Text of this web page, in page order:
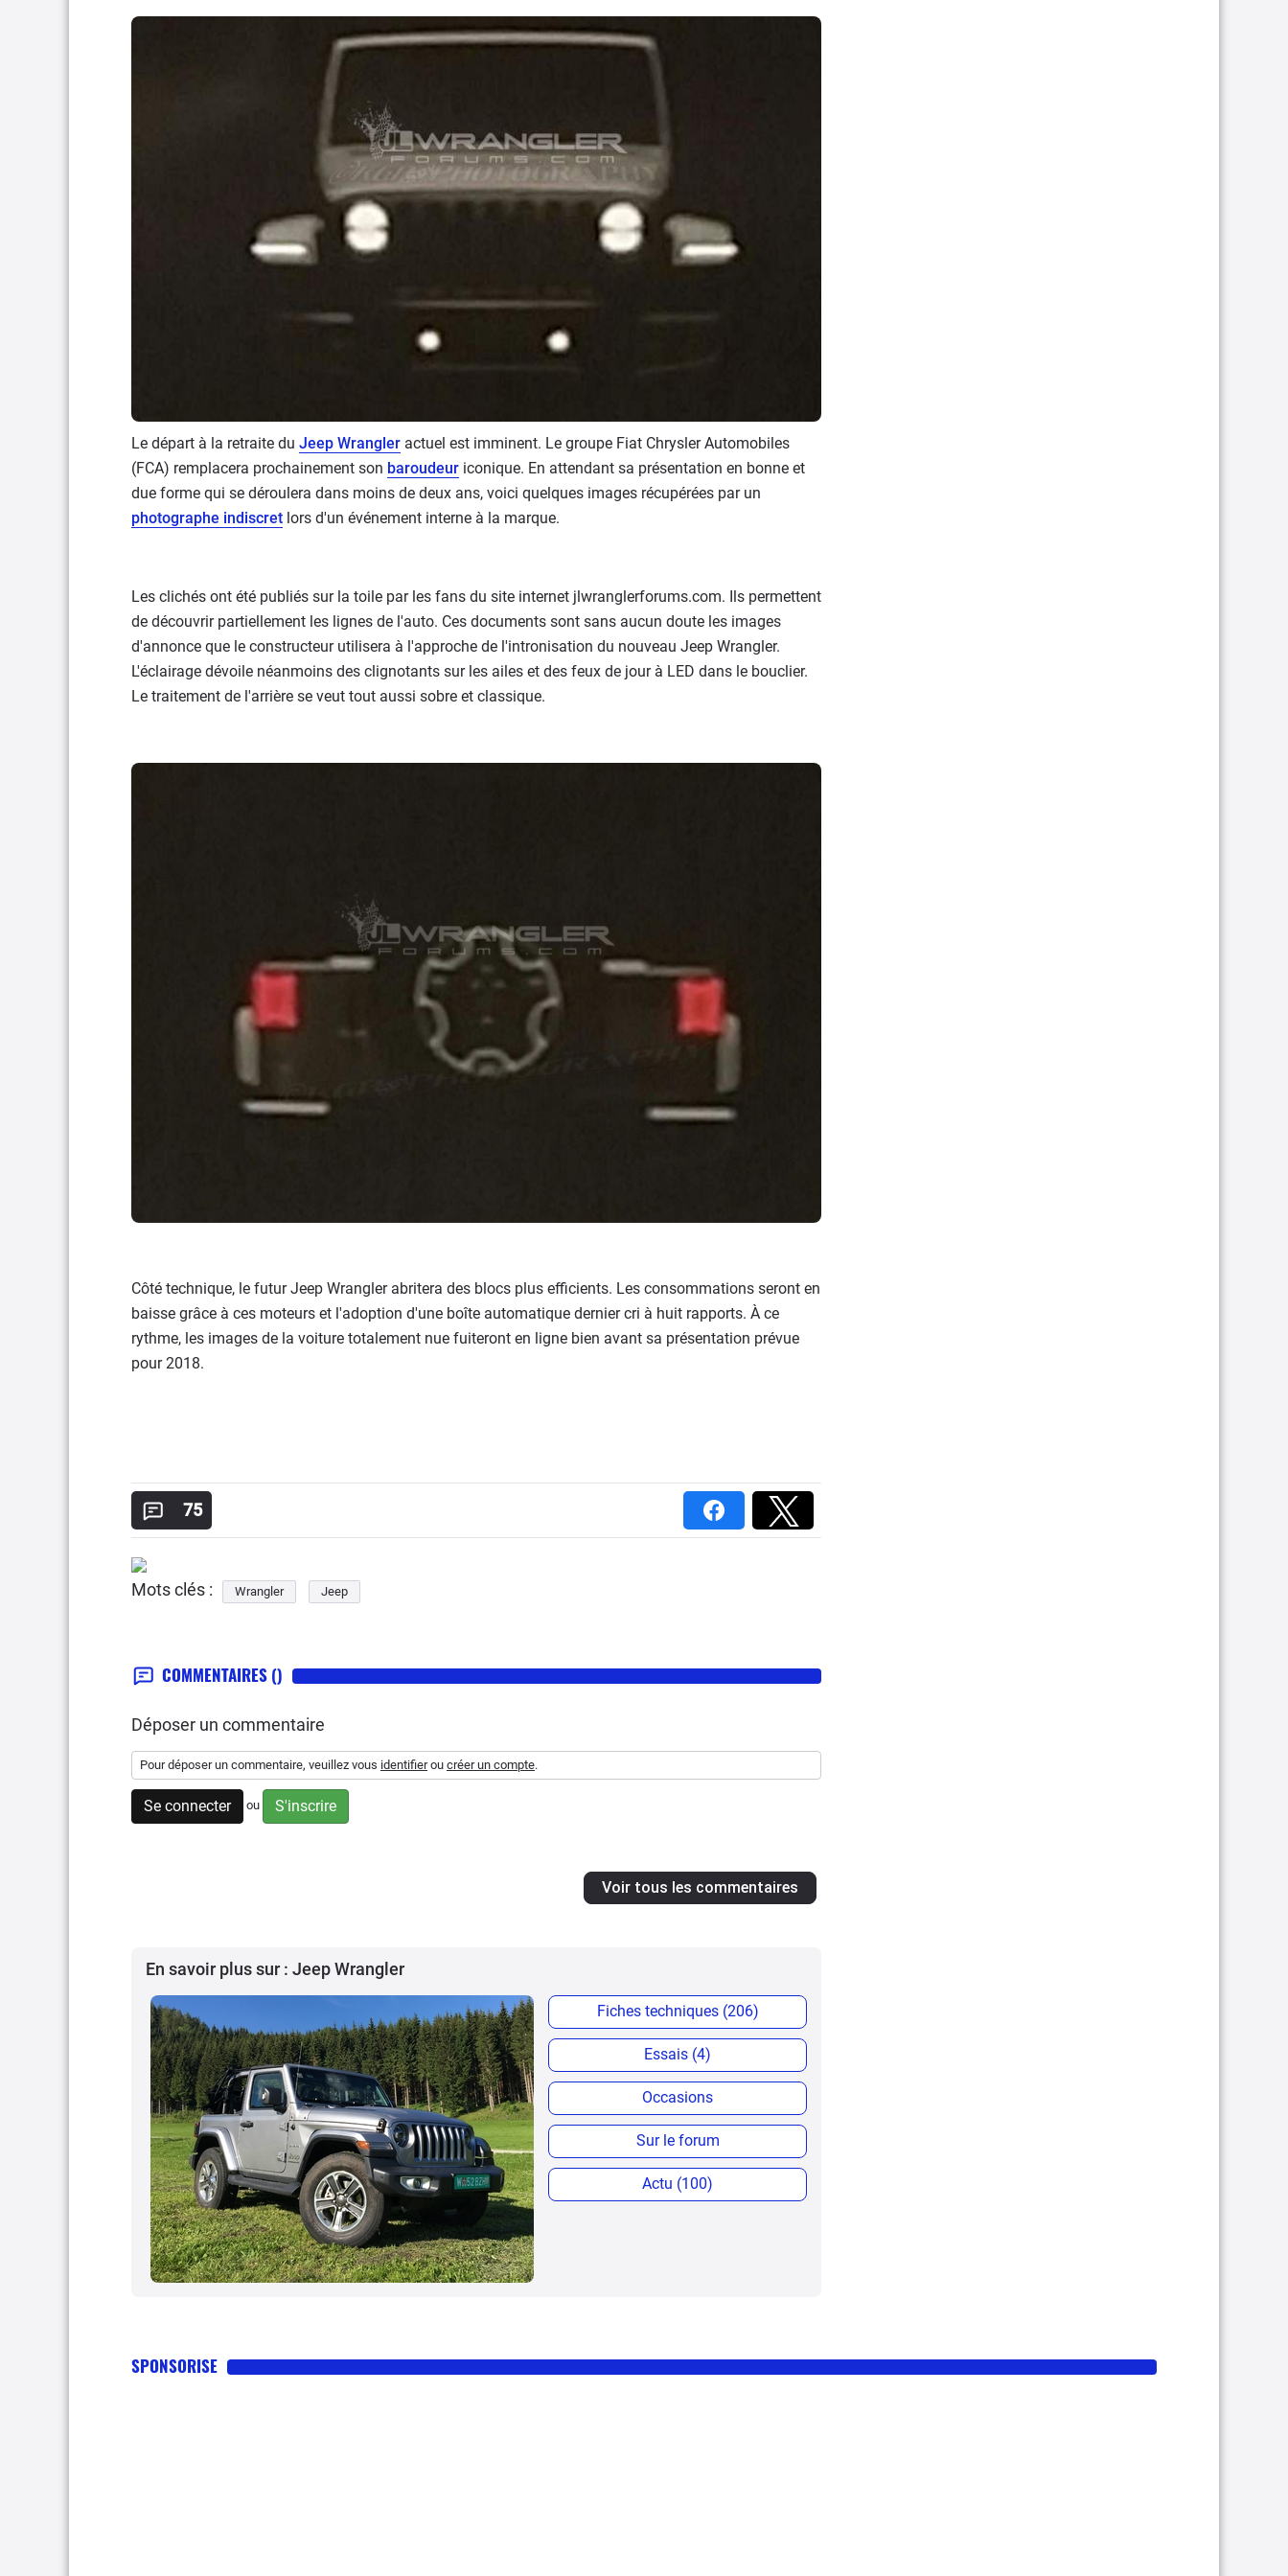
Le départ à la retraite du Jeep Wrangler actuel est imminent. Le groupe Fiat Chrysler Automobiles
(FCA) remplacera prochainement son baroudeur iconique. En attendant sa présentation en bonne et
due forme qui se déroulera dans moins de deux ans, voici quelques images récupérées par un
photographe indiscret lors d'un événement interne à la marque.
Les clichés ont été publiés sur la toile par les fans du site internet jlwranglerforums.com. Ils permettent
de découvrir partiellement les lignes de l'auto. Ces documents sont sans aucun doute les images
d'annonce que le constructeur utilisera à l'approche de l'intronisation du nouveau Jeep Wrangler.
L'éclairage dévoile néanmoins des clignotants sur les ailes et des feux de jour à LED dans le bouclier.
Le traitement de l'arrière se veut tout aussi sobre et classique.
Côté technique, le futur Jeep Wrangler abritera des blocs plus efficients. Les consommations seront en
baisse grâce à ces moteurs et l'adoption d'une boîte automatique dernier cri à huit rapports. À ce
rythme, les images de la voiture totalement nue fuiteront en ligne bien avant sa présentation prévue
pour 2018.
75
Mots clés : Wrangler Jeep
COMMENTAIRES ()
Déposer un commentaire
Pour déposer un commentaire, veuillez vous identifierou créer un compte.
Se connecter ou S'inscrire
Voir tous les commentaires
En savoir plus sur : Jeep Wrangler
Fiches techniques (206)
Essais (4)
Occasions
Sur le forum
Actu (100)
SPONSORISE